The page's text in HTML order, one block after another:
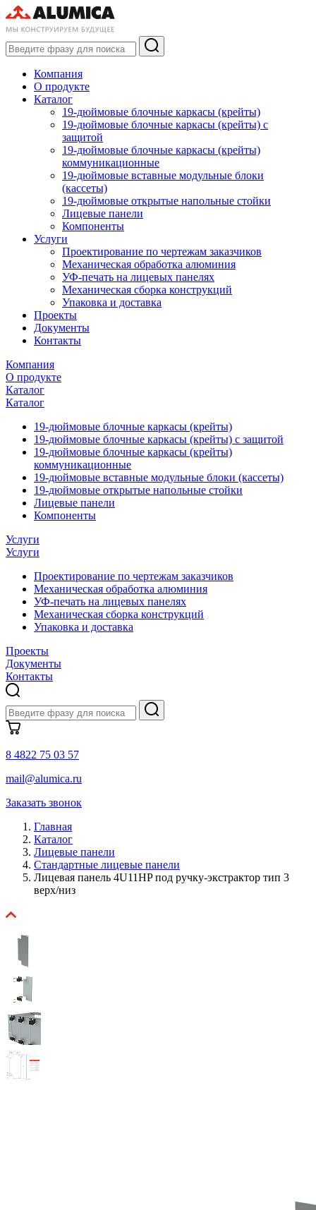
Компания
О продукте
Каталог
19-дюймовые блочные каркасы (крейты)
19-дюймовые блочные каркасы (крейты) с
защитой
19-дюймовые блочные каркасы (крейты)
коммуникационные
19-дюймовые вставные модульные блоки
(кассеты)
19-дюймовые открытые напольные стойки
Лицевые панели
Компоненты
Услуги
Проектирование по чертежам заказчиков
Механическая обработка алюминия
УФ-печать на лицевых панелях
Механическая сборка конструкций
Упаковка и доставка
Проекты
Документы
Контакты
Компания
О продукте
Каталог
Каталог
19-дюймовые блочные каркасы (крейты)
19-дюймовые блочные каркасы (крейты) с защитой
19-дюймовые блочные каркасы (крейты)
коммуникационные
19-дюймовые вставные модульные блоки (кассеты)
19-дюймовые открытые напольные стойки
Лицевые панели
Компоненты
Услуги
Услуги
Проектирование по чертежам заказчиков
Механическая обработка алюминия
УФ-печать на лицевых панелях
Механическая сборка конструкций
Упаковка и доставка
Проекты
Документы
Контакты
8 4822 75 03 57
mail@alumica.ru
Заказать звонок
Главная
Каталог
Лицевые панели
Стандартные лицевые панели
Лицевая панель 4U11HP под ручку-экстрактор тип 3
верх/низ